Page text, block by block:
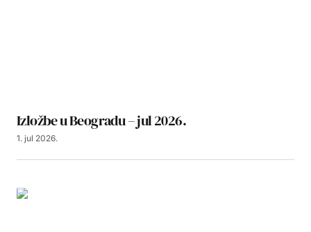
Izložbe u Beogradu – jul 2026.
1. jul 2026.